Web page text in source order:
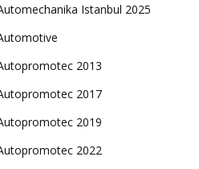
Istanbul 2025
2013
2017
2019
2022